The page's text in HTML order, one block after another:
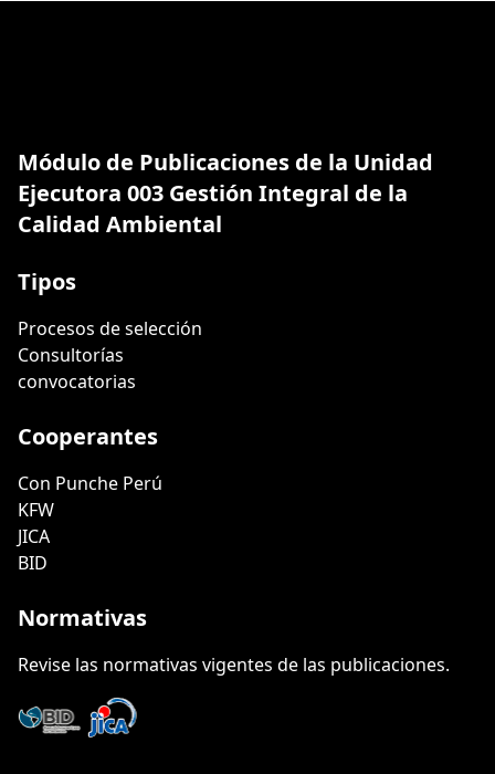
Módulo de Publicaciones de la Unidad
Ejecutora 003 Gestión Integral de la
Calidad Ambiental
Tipos
Procesos de selección
Consultorías
convocatorias
Cooperantes
Con Punche Perú
KFW
JICA
BID
Normativas
Revise las normativas vigentes de las publicaciones.